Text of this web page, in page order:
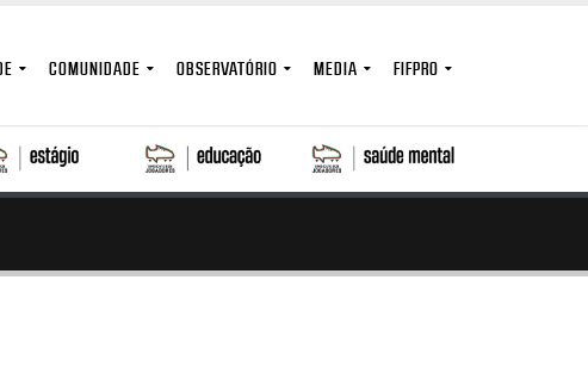
COMUNIDADE OBSERVATÓRIO MEDIA FIFPRO